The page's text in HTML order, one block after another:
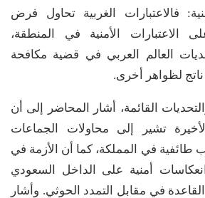
فالاعتبارات الغربية تحاول فرض
على الاعتبارات الأمنية في المنطقة،
العالم العربي في قضية مكافحة
ناتج لظواهر أخرى.
القائمة، أشار المحاضر إلى أن
الأخيرة تشير إلى محاولات الجماعات
طائفية في المملكة، كما أن الأزمة في
أمنية على الداخل السعودي
في مقابل التمدد الحوثي. وأشار